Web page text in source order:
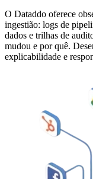
O Dataddo oferece
ingestião: logs de
dados e trilhas de
mudou e por quê.
explicabilidade e